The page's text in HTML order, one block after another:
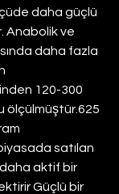
daha güçlü
Anabolik ve
daha fazla
120-300
ölçülmüştür.625
satılan
aktif bir
Güçlü bir